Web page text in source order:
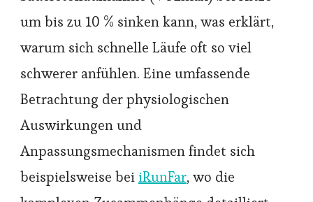
um bis zu 10 % sinken kann, was erklärt,
warum sich schnelle Läufe oft so viel
schwerer anfühlen. Eine umfassende
Betrachtung der physiologischen
Auswirkungen und
Anpassungsmechanismen findet sich
beispielsweise beiiRunFar, wo die